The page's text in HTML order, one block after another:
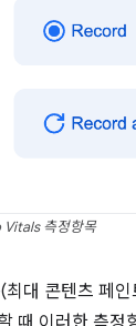
측정항목
대 콘텐츠 페